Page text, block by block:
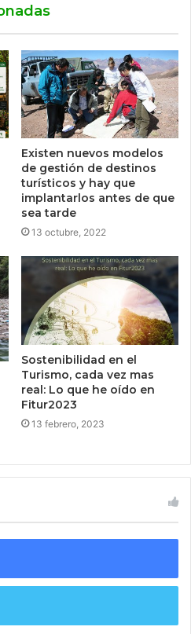
Existen nuevos modelos
de gestión de destinos
turísticos y hay que
implantarlos antes de que
sea tarde
13 octubre, 2022
Sostenibilidad en el
Turismo, cada vez mas
real: Lo que he oído en
Fitur2023
13 febrero, 2023